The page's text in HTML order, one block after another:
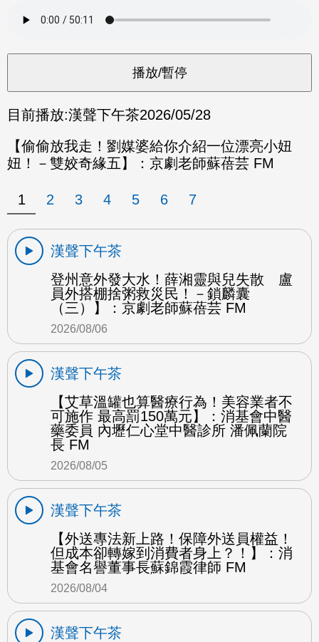
目前播放:漢聲下午茶2026/05/28
【偷偷放我走！劉媒婆給你介紹一位漂亮小妞
妞！－雙姣奇緣五】：京劇老師蘇蓓芸 FM
1 2 3 4 5 6 7
漢聲下午茶
登州意外發大水！薛湘靈與兒失散 盧
員外搭棚捨粥救災民！－鎖麟囊
（三）】：京劇老師蘇蓓芸 FM
2026/08/06
漢聲下午茶
【艾草溫罐也算醫療行為！美容業者不
可施作 最高罰150萬元】：消基會中醫
藥委員 內壢仁心堂中醫診所 潘佩蘭院
長 FM
2026/08/05
漢聲下午茶
【外送專法新上路！保障外送員權益！
但成本卻轉嫁到消費者身上？！】：消
基會名譽董事長蘇錦霞律師 FM
2026/08/04
漢聲下午茶